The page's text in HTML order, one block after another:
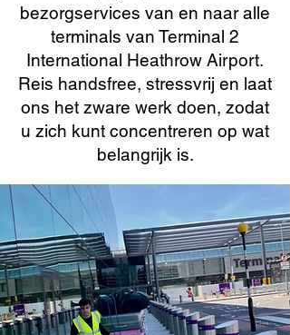
bezorgservices van en naar alle
terminals van Terminal 2
International Heathrow Airport.
Reis handsfree, stressvrij en laat
ons het zware werk doen, zodat
u zich kunt concentreren op wat
belangrijk is.